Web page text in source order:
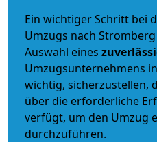
Ein wichtiger Schritt bei
Umzugs nach
Auswahl eines
Umzugsunternehmens
wichtig, sicherzustellen,
über die erforderliche
verfügt, um den Umzug
durchzuführen.